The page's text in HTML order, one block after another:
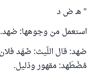
" هـ ض د
استعمل من وجوهها: ضهد.
ضهد: قال اللّيث: ضَهَد
مُضْطَهد: مقهور وذليل.